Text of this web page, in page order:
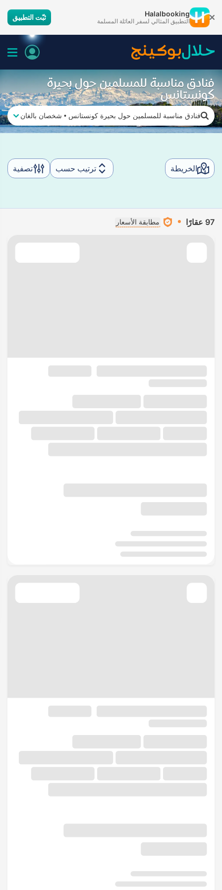
Halalbooking
التطبيق المثالي لسفر العائلة المسلمة ثبّت التطبيق
فنادق مناسبة للمسلمين حول بحيرة
كونستانس
فنادق مناسبة للمسلمين حول بحيرة كونستانس • شخصان بالغان
الخريطة ترتيب حسب تصفية
97 عقارًا مطابقة الأسعار